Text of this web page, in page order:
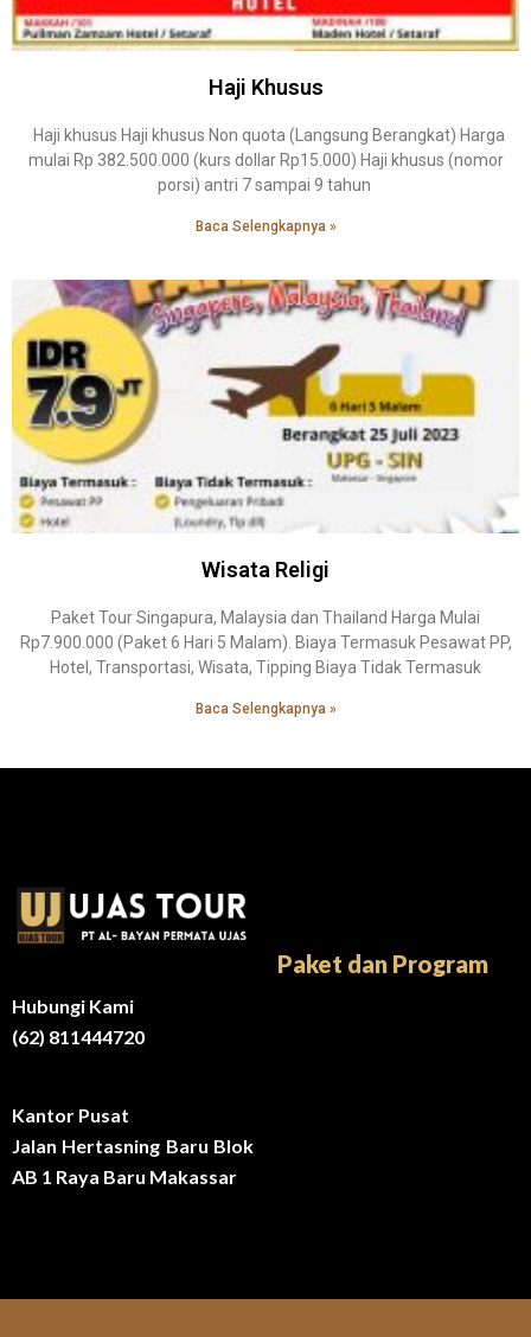
Haji Khusus
Haji khusus Haji khusus Non quota (Langsung Berangkat) Harga
mulai Rp 382.500.000 (kurs dollar Rp15.000) Haji khusus (nomor
porsi) antri 7 sampai 9 tahun
Baca Selengkapnya »
Wisata Religi
Paket Tour Singapura, Malaysia dan Thailand Harga Mulai
Rp7.900.000 (Paket 6 Hari 5 Malam). Biaya Termasuk Pesawat PP,
Hotel, Transportasi, Wisata, Tipping Biaya Tidak Termasuk
Baca Selengkapnya »
Hubungi Kami
(62) 811444720
Kantor Pusat
Jalan Hertasning Baru Blok
AB 1 Raya Baru Makassar
Paket dan Program